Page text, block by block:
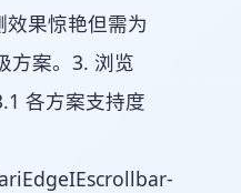
果惊艳但需为
方案。3. 浏览
各方案支持度